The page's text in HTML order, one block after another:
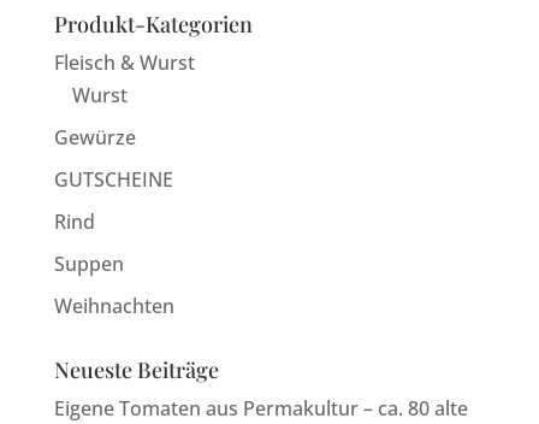
Produkt-Kategorien
Fleisch & Wurst
Wurst
Gewürze
GUTSCHEINE
Rind
Suppen
Weihnachten
Neueste Beiträge
Eigene Tomaten aus Permakultur – ca. 80 alte